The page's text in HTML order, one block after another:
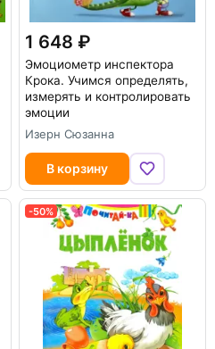
1 648
Эмоциометр инспектора
Крока. Учимся определять,
измерять и контролировать
эмоции
Изерн Сюзанна
В корзину
-50%